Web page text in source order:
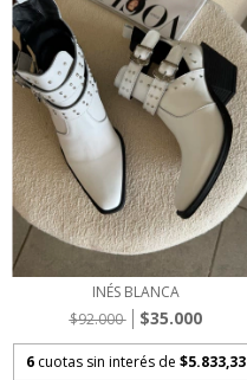
INÉS BLANCA
$92.000
$35.000
6 cuotas sin interés de $5.833,33